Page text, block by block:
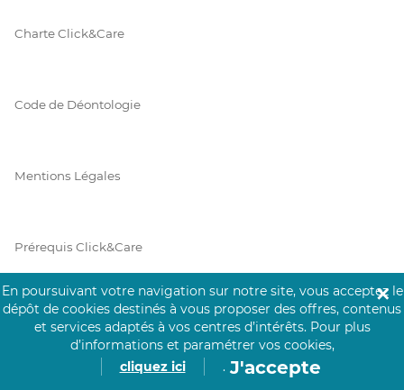
Charte Click&Care
Code de Déontologie
Mentions Légales
Prérequis Click&Care
Protection des Données
En poursuivant votre navigation sur notre site, vous acceptez le
dépôt de cookies destinés à vous proposer des offres, contenus
et services adaptés à vos centres d’intérêts. Pour plus
d’informations et paramétrer vos cookies,
cliquez ici
. J'accepte
✕